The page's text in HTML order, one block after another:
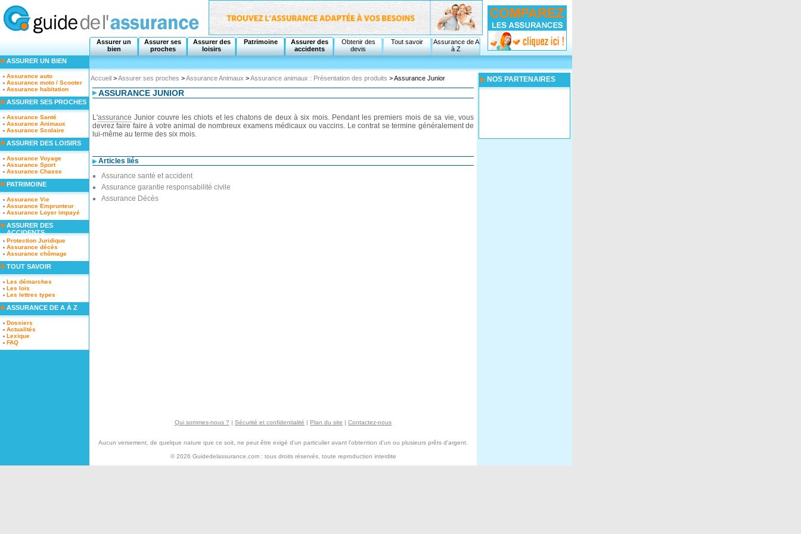
Assurer un
bien
Assurer ses
proches
Assurer des
loisirs
Patrimoine
Assurer des
accidents
Obtenir des
devis
Tout savoir
Assurance de A
à Z
Accueil >Assurer ses proches >Assurance Animaux >Assurance animaux : Présentation des produits > Assurance Junior
ASSURANCE JUNIOR
L'assurance Junior couvre les chiots et les chatons de deux à six mois. Pendant les premiers mois de sa vie, vous
devrez faire faire à votre animal de nombreux examens médicaux ou vaccins. Le contrat se termine généralement de
lui-même au terme des six mois.
Articles liés
Assurance santé et accident
Assurance garantie responsabilité civile
Assurance Décès
ASSURER UN BIEN
Assurance auto
Assurance moto / Scooter
Assurance habitation
ASSURER SES PROCHES
Assurance Santé
Assurance Animaux
Assurance Scolaire
ASSURER DES LOISIRS
Assurance Voyage
Assurance Sport
Assurance Chasse
PATRIMOINE
Assurance Vie
Assurance Emprunteur
Assurance Loyer impayé
ASSURER DES
ACCIDENTS
Protection Juridique
Assurance décès
Assurance chômage
TOUT SAVOIR
Les démarches
Les lois
Les lettres types
ASSURANCE DE A À Z
Dossiers
Actualités
Lexique
FAQ
NOS PARTENAIRES
Qui sommes-nous ? | Sécurité et confidentialité | Plan du site | Contactez-nous
Aucun versement, de quelque nature que ce soit, ne peut être exigé d'un particulier avant l'obtention d'un ou plusieurs prêts d'argent.
© 2026 Guidedelassurance.com : tous droits réservés, toute reproduction interdite